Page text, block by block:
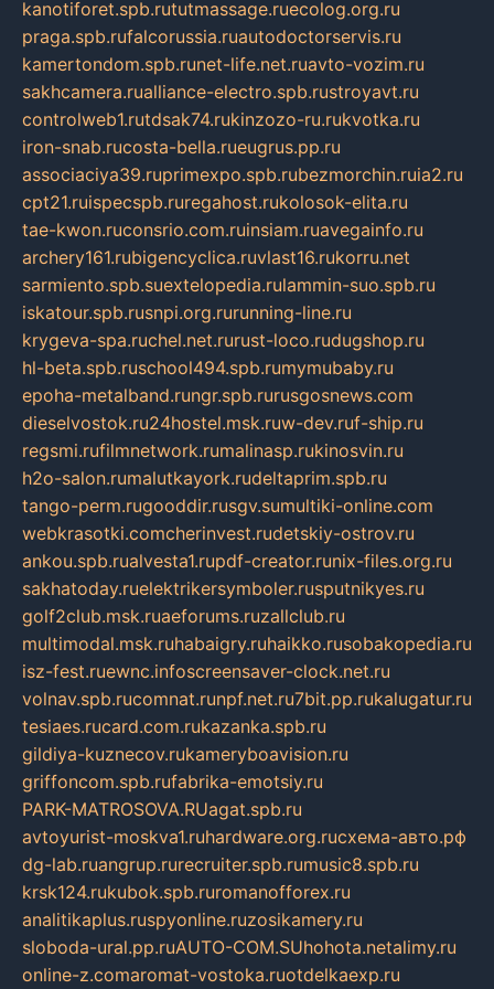
kanotiforet.spb.rututmassage.ruecolog.org.ru
praga.spb.rufalcorussia.ruautodoctorservis.ru
kamertondom.spb.runet-life.net.ruavto-vozim.ru
sakhcamera.rualliance-electro.spb.rustroyavt.ru
controlweb1.rutdsak74.rukinzozo-ru.rukvotka.ru
iron-snab.rucosta-bella.rueugrus.pp.ru
associaciya39.ruprimexpo.spb.rubezmorchin.ruia2.ru
cpt21.ruispecspb.ruregahost.rukolosok-elita.ru
tae-kwon.ruconsrio.com.ruinsiam.ruavegainfo.ru
archery161.rubigencyclica.ruvlast16.rukorru.net
sarmiento.spb.suextelopedia.rulammin-suo.spb.ru
iskatour.spb.rusnpi.org.rurunning-line.ru
krygeva-spa.ruchel.net.rurust-loco.rudugshop.ru
hl-beta.spb.ruschool494.spb.rumymubaby.ru
epoha-metalband.rungr.spb.rurusgosnews.com
dieselvostok.ru24hostel.msk.ruw-dev.ruf-ship.ru
regsmi.rufilmnetwork.rumalinasp.rukinosvin.ru
h2o-salon.rumalutkayork.rudeltaprim.spb.ru
tango-perm.rugooddir.rusgv.sumultiki-online.com
webkrasotki.comcherinvest.rudetskiy-ostrov.ru
ankou.spb.rualvesta1.rupdf-creator.runix-files.org.ru
sakhatoday.ruelektrikersymboler.rusputnikyes.ru
golf2club.msk.ruaeforums.ruzallclub.ru
multimodal.msk.ruhabaigry.ruhaikko.rusobakopedia.ru
isz-fest.ruewnc.infoscreensaver-clock.net.ru
volnav.spb.rucomnat.runpf.net.ru7bit.pp.rukalugatur.ru
tesiaes.rucard.com.rukazanka.spb.ru
gildiya-kuznecov.rukameryboavision.ru
griffoncom.spb.rufabrika-emotsiy.ru
PARK-MATROSOVA.RUagat.spb.ru
avtoyurist-moskva1.ruhardware.org.ruсхема-авто.рф
dg-lab.ruangrup.rurecruiter.spb.rumusic8.spb.ru
krsk124.rukubok.spb.ruromanofforex.ru
analitikaplus.ruspyonline.ruzosikamery.ru
sloboda-ural.pp.ruAUTO-COM.SUhohota.netalimy.ru
online-z.comaromat-vostoka.ruotdelkaexp.ru